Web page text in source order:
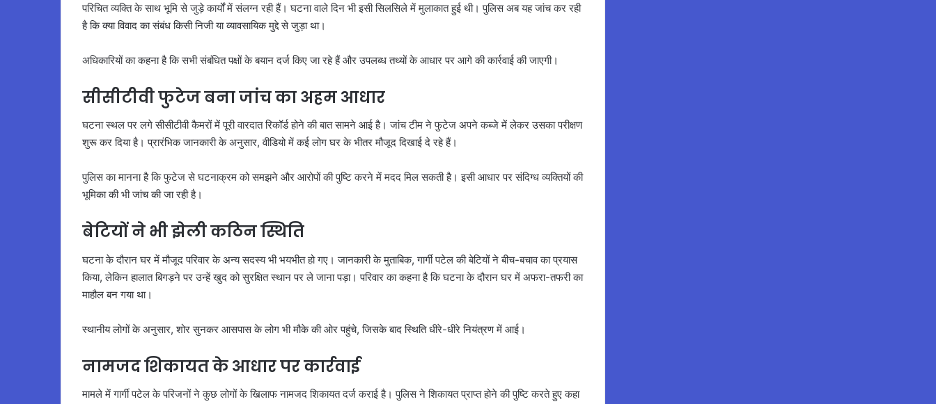
परिचित व्यक्ति के साथ भूमि से जुड़े कार्यों में संलग्न रही हैं। घटना वाले दिन भी इसी सिलसिले में मुलाकात हुई थी। पुलिस अब यह जांच कर रही
है कि क्या विवाद का संबंध किसी निजी या व्यावसायिक मुद्दे से जुड़ा था।
अधिकारियों का कहना है कि सभी संबंधित पक्षों के बयान दर्ज किए जा रहे हैं और उपलब्ध तथ्यों के आधार पर आगे की कार्रवाई की जाएगी।
सीसीटीवी फुटेज बना जांच का अहम आधार
घटना स्थल पर लगे सीसीटीवी कैमरों में पूरी वारदात रिकॉर्ड होने की बात सामने आई है। जांच टीम ने फुटेज अपने कब्जे में लेकर उसका परीक्षण
शुरू कर दिया है। प्रारंभिक जानकारी के अनुसार, वीडियो में कई लोग घर के भीतर मौजूद दिखाई दे रहे हैं।
पुलिस का मानना है कि फुटेज से घटनाक्रम को समझने और आरोपों की पुष्टि करने में मदद मिल सकती है। इसी आधार पर संदिग्ध व्यक्तियों की
भूमिका की भी जांच की जा रही है।
बेटियों ने भी झेली कठिन स्थिति
घटना के दौरान घर में मौजूद परिवार के अन्य सदस्य भी भयभीत हो गए। जानकारी के मुताबिक, गार्गी पटेल की बेटियों ने बीच-बचाव का प्रयास
किया, लेकिन हालात बिगड़ने पर उन्हें खुद को सुरक्षित स्थान पर ले जाना पड़ा। परिवार का कहना है कि घटना के दौरान घर में अफरा-तफरी का
माहौल बन गया था।
स्थानीय लोगों के अनुसार, शोर सुनकर आसपास के लोग भी मौके की ओर पहुंचे, जिसके बाद स्थिति धीरे-धीरे नियंत्रण में आई।
नामजद शिकायत के आधार पर कार्रवाई
मामले में गार्गी पटेल के परिजनों ने कुछ लोगों के खिलाफ नामजद शिकायत दर्ज कराई है। पुलिस ने शिकायत प्राप्त होने की पुष्टि करते हुए कहा